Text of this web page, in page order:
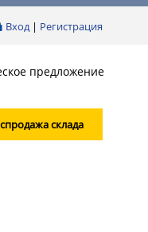
Вход| Регистрация
предложение
склада